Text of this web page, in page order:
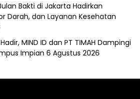
Bakti di Jakarta Hadirkan
Darah, dan Layanan Kesehatan
MIND ID dan PT TIMAH Dampingi
Impian 6 Agustus 2026